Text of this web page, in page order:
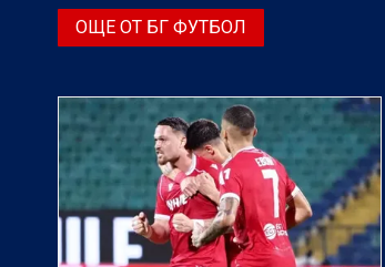
ОЩЕ ОТ БГ ФУТБОЛ